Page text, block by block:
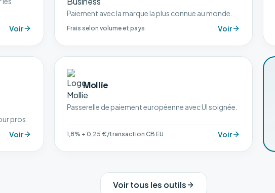
Voir
Paiement avec la marque la plus connue au monde.
Frais selon volume et pays Voir
pros.
Voir
Mollie
Passerelle de paiement européenne avec UI soignée.
1,8% + 0,25 €/transaction CB EU Voir
Voir tous les outils